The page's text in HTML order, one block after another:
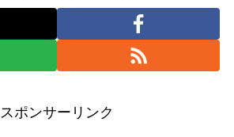
スポンサーリンク